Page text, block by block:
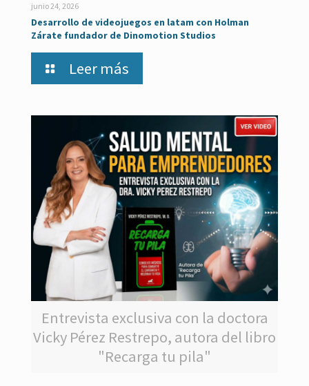
junio 24, 2026
Desarrollo de videojuegos en latam con Holman
Zárate fundador de Dinomotion Studios
Leer más
Entrevista exclusiva con la doctora
Vicky Pérez Restrepo, autora del libro
"Recarga tu pila"